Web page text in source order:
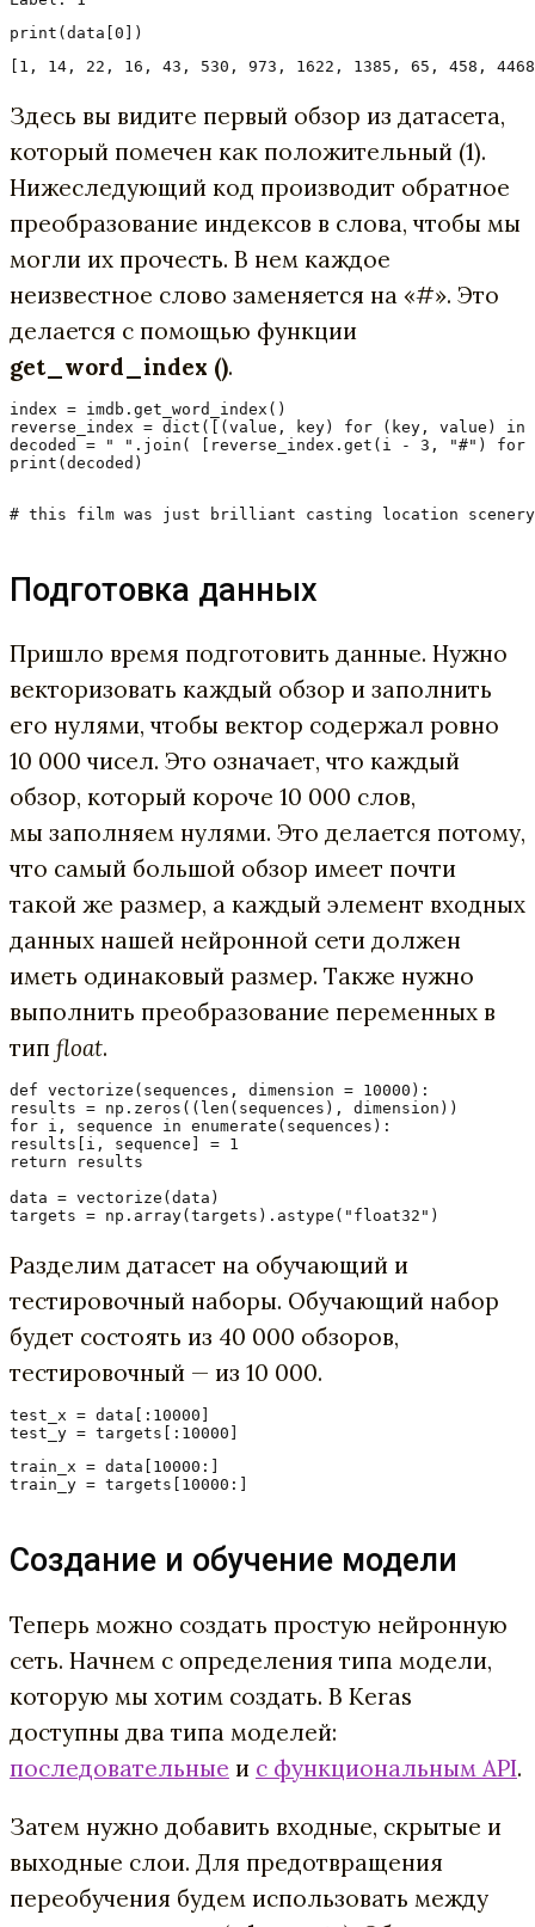
[1, 14, 22, 16, 43, 530, 973, 1622, 1385, 65, 458,
Здесь вы видите первый обзор из датасета,
который помечен как положительный (1).
Нижеследующий код производит обратное
преобразование индексов в слова, чтобы мы
могли их прочесть. В нем каждое
неизвестное слово заменяется на «#». Это
делается с помощью функции
get_word_index ().
index = imdb.get_word_index()
reverse_index = dict([(value, key) for (key, value)
decoded = " ".join( [reverse_index.get(i - 3, "#")
print(decoded)
# this film was just brilliant casting location scenery
Подготовка данных
Пришло время подготовить данные. Нужно
векторизовать каждый обзор и заполнить
его нулями, чтобы вектор содержал ровно
10 000 чисел. Это означает, что каждый
обзор, который короче 10 000 слов,
мы заполняем нулями. Это делается потому,
что самый большой обзор имеет почти
такой же размер, а каждый элемент входных
данных нашей нейронной сети должен
иметь одинаковый размер. Также нужно
выполнить преобразование переменных в
тип float.
def vectorize(sequences, dimension = 10000):
results = np.zeros((len(sequences), dimension))
for i, sequence in enumerate(sequences):
results[i, sequence] = 1
return results
data = vectorize(data)
targets = np.array(targets).astype("float32")
Разделим датасет на обучающий и
тестировочный наборы. Обучающий набор
будет состоять из 40 000 обзоров,
тестировочный — из 10 000.
test_x = data[:10000]
test_y = targets[:10000]
train_x = data[10000:]
train_y = targets[10000:]
Создание и обучение модели
Теперь можно создать простую нейронную
сеть. Начнем с определения типа модели,
которую мы хотим создать. В Keras
доступны два типа моделей:
последовательные и с функциональным API.
Затем нужно добавить входные, скрытые и
выходные слои. Для предотвращения
переобучения будем использовать между